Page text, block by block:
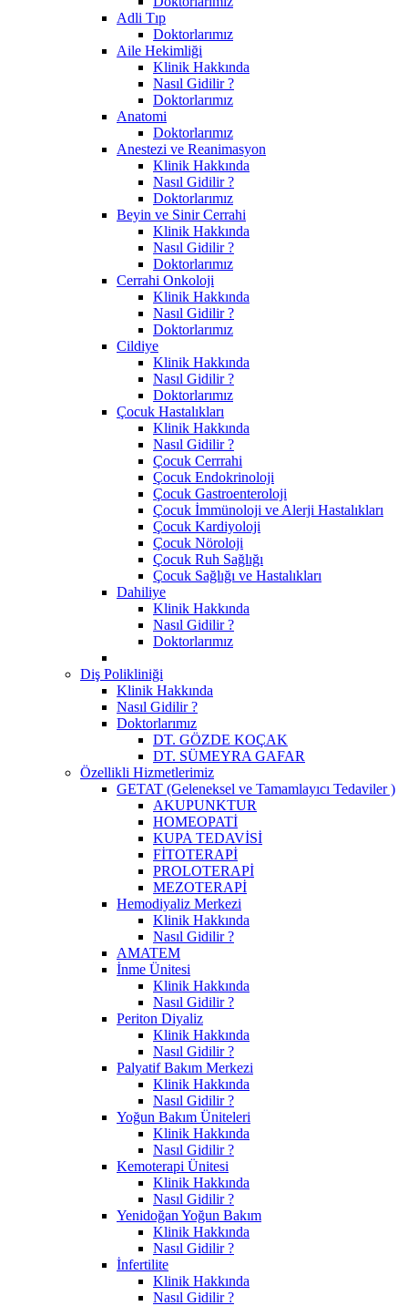
Adli Tıp
Doktorlarımız
Aile Hekimliği
Klinik Hakkında
Nasıl Gidilir ?
Doktorlarımız
Anatomi
Doktorlarımız
Anestezi ve Reanimasyon
Klinik Hakkında
Nasıl Gidilir ?
Doktorlarımız
Beyin ve Sinir Cerrahi
Klinik Hakkında
Nasıl Gidilir ?
Doktorlarımız
Cerrahi Onkoloji
Klinik Hakkında
Nasıl Gidilir ?
Doktorlarımız
Cildiye
Klinik Hakkında
Nasıl Gidilir ?
Doktorlarımız
Çocuk Hastalıkları
Klinik Hakkında
Nasıl Gidilir ?
Çocuk Cerrrahi
Çocuk Endokrinoloji
Çocuk Gastroenteroloji
Çocuk İmmünoloji ve Alerji Hastalıkları
Çocuk Kardiyoloji
Çocuk Nöroloji
Çocuk Ruh Sağlığı
Çocuk Sağlığı ve Hastalıkları
Dahiliye
Klinik Hakkında
Nasıl Gidilir ?
Doktorlarımız
Diş Polikliniği
Klinik Hakkında
Nasıl Gidilir ?
Doktorlarımız
DT. GÖZDE KOÇAK
DT. SÜMEYRA GAFAR
Özellikli Hizmetlerimiz
GETAT (Geleneksel ve Tamamlayıcı Tedaviler )
AKUPUNKTUR
HOMEOPATİ
KUPA TEDAVİSİ
FİTOTERAPİ
PROLOTERAPİ
MEZOTERAPİ
Hemodiyaliz Merkezi
Klinik Hakkında
Nasıl Gidilir ?
AMATEM
İnme Ünitesi
Klinik Hakkında
Nasıl Gidilir ?
Periton Diyaliz
Klinik Hakkında
Nasıl Gidilir ?
Palyatif Bakım Merkezi
Klinik Hakkında
Nasıl Gidilir ?
Yoğun Bakım Üniteleri
Klinik Hakkında
Nasıl Gidilir ?
Kemoterapi Ünitesi
Klinik Hakkında
Nasıl Gidilir ?
Yenidoğan Yoğun Bakım
Klinik Hakkında
Nasıl Gidilir ?
İnfertilite
Klinik Hakkında
Nasıl Gidilir ?